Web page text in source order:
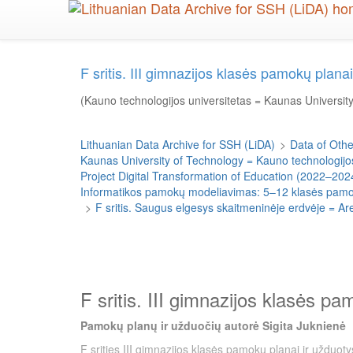
F sritis. III gimnazijos klasės pamokų
(Kauno technologijos universitetas = Kaunas
Lithuanian Data Archive for SSH (LiDA) > Data of
Kaunas University of Technology = Kauno
Project Digital Transformation of Education
Informatikos pamokų modeliavimas: 5–12 klasės
> F sritis. Saugus elgesys skaitmeninėje erdvėje =
F sritis. III gimnazijos klasės
Pamokų planų ir užduočių autorė Sigita Juknienė
F srities III gimnazijos klasės pamokų planai ir